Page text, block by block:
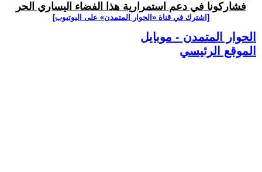
فشاركونا في دعم استمرارية هذا الفضاء اليساري الحر
[اشترك في قناة ‫«الحوار المتمدن» على اليوتيوب]
الحوار المتمدن - موبايل
الموقع الرئيسي